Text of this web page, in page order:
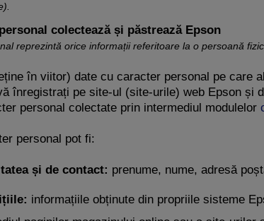
colectează și păstrează Epson
reprezintă orice informații referitoare la o persoană
în viitor) date cu caracter personal pe care
înregistrați pe site-ul (site-urile) web Epson și
personal colectate prin intermediul modulelor
personal pot fi:
și de contact: prenume, nume, adresă
informațiile obținute din propriile sisteme